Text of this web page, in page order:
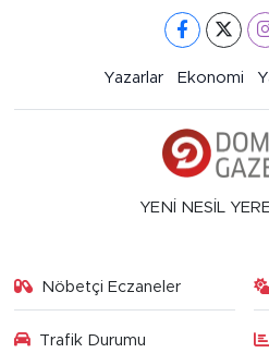
Yazarlar Ekonomi
YENİ NESİL
Nöbetçi Eczaneler
Trafik Durumu